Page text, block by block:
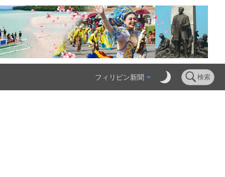
フィリピン新聞 検索